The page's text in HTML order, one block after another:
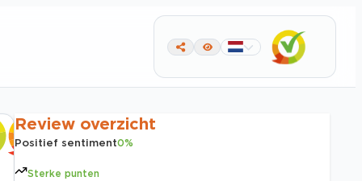
Review overzicht
Positief sentiment0%
Sterke punten